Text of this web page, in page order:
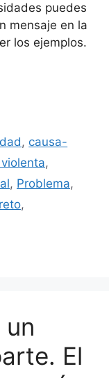
puedes
mensaje en la
los ejemplos.
, causa-
,
, Problema,
reto,
El